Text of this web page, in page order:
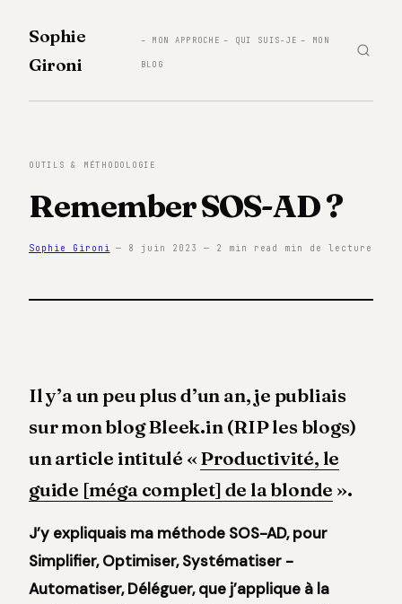
Sophie
Gironi
– MON APPROCHE – QUI SUIS-JE – MON
BLOG
OUTILS & MÉTHODOLOGIE
Remember SOS-AD ?
Sophie Gironi — 8 juin 2023 — 2 min read min de lecture
Il y’a un peu plus d’un an, je publiais
sur mon blog Bleek.in (RIP les blogs)
un article intitulé « Productivité, le
guide [méga complet] de la blonde ».
J’y expliquais ma méthode SOS-AD, pour
Simplifier, Optimiser, Systématiser -
Automatiser, Déléguer, que j’applique à la